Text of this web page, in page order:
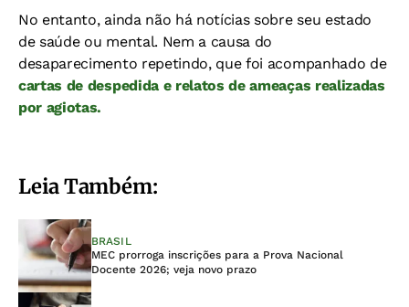
No entanto, ainda não há notícias sobre seu estado
de saúde ou mental. Nem a causa do
desaparecimento repetindo, que foi acompanhado de
cartas de despedida e relatos de ameaças realizadas
por agiotas.
Leia Também:
BRASIL
MEC prorroga inscrições para a Prova Nacional
Docente 2026; veja novo prazo